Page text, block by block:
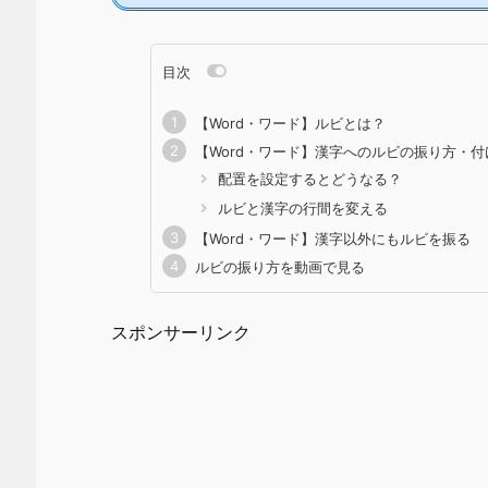
目次
【Word・ワード】ルビとは？
【Word・ワード】漢字へのルビの振り方・付
配置を設定するとどうなる？
ルビと漢字の行間を変える
【Word・ワード】漢字以外にもルビを振る
ルビの振り方を動画で見る
スポンサーリンク